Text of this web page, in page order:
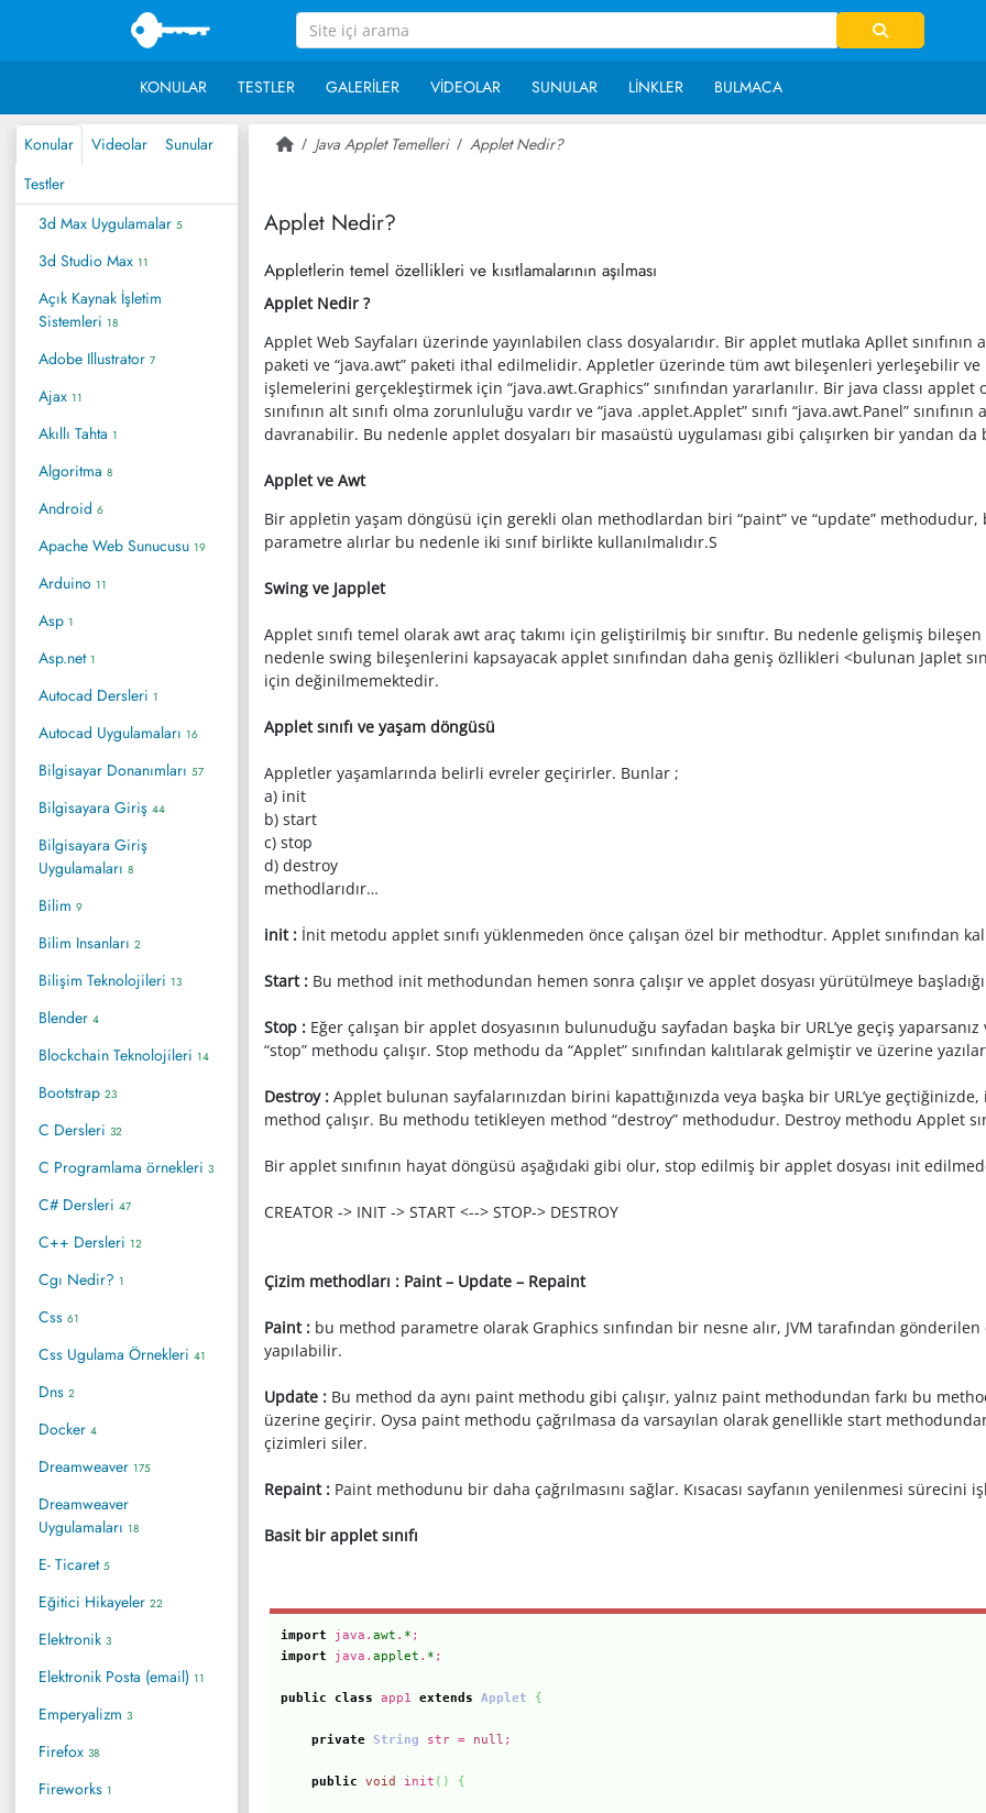
KONULAR TESTLER GALERILER VIDEOLAR SUNULAR LINKLER BULMACA
Konular Videolar
Sunular
Testler
3d Max Uygulamalar 5
3d Studio Max 11
Açık Kaynak İşletim
Sistemleri 18
Adobe Illustrator 7
Ajax 11
Akıllı Tahta 1
Algoritma 8
Android 6
Apache Web Sunucusu 19
Arduino 11
Asp 1
Asp.net 1
Autocad Dersleri 1
Autocad Uygulamaları 16
Bilgisayar Donanımları 57
Bilgisayara Giriş 44
Bilgisayara Giriş
Uygulamaları 8
Bilim 9
Bilim Insanları 2
Bilişim Teknolojileri 13
Blender 4
Blockchain Teknolojileri 14
Bootstrap 23
C Dersleri 32
C Programlama örnekleri 3
C# Dersleri 47
C++ Dersleri 12
Cgı Nedir? 1
Css 61
Css Ugulama Örnekleri 41
Dns 2
Docker 4
Dreamweaver 175
Dreamweaver
Uygulamaları 18
E- Ticaret 5
Eğitici Hikayeler 22
Elektronik 3
Elektronik Posta (email) 11
Emperyalizm 3
Firefox 38
Fireworks 1
Java Applet Temelleri Applet Nedir?
Applet Nedir?
Appletlerin temel özellikleri ve kısıtlamalarının aşılması
Applet Nedir ?
Applet Web Sayfaları üzerinde yayınlabilen class dosyalarıdır. Bir applet mutlaka Apllet sınıfının
paketi ve “java.awt” paketi ithal edilmelidir. Appletler üzerinde tüm awt bileşenleri yerleşebilir
işlemelerini gerçekleştirmek için “java.awt.Graphics” sınıfından yararlanılır. Bir java classı
sınıfının alt sınıfı olma zorunluluğu vardır ve “java .applet.Applet” sınıfı “java.awt.Panel”
davranabilir. Bu nedenle applet dosyaları bir masaüstü uygulaması gibi çalışırken bir yandan
Applet ve Awt
Bir appletin yaşam döngüsü için gerekli olan methodlardan biri “paint” ve “update” methodudur,
parametre alırlar bu nedenle iki sınıf birlikte kullanılmalıdır.S
Swing ve Japplet
Applet sınıfı temel olarak awt araç takımı için geliştirilmiş bir sınıftır. Bu nedenle gelişmiş
nedenle swing bileşenlerini kapsayacak applet sınıfından daha geniş özllikleri <bulunan Japlet
için değinilmemektedir.
Applet sınıfı ve yaşam döngüsü
Appletler yaşamlarında belirli evreler geçirirler. Bunlar ;
a) init
b) start
c) stop
d) destroy
methodlarıdır…
init : İnit metodu applet sınıfı yüklenmeden önce çalışan özel bir methodtur. Applet sınıfından
Start : Bu method init methodundan hemen sonra çalışır ve applet dosyası yürütülmeye
Stop : Eğer çalışan bir applet dosyasının bulunuduğu sayfadan başka bir URL’ye geçiş
“stop” methodu çalışır. Stop methodu da “Applet” sınıfından kalıtılarak gelmiştir ve üzerine
Destroy : Applet bulunan sayfalarınızdan birini kapattığınızda veya başka bir URL’ye
method çalışır. Bu methodu tetikleyen method “destroy” methodudur. Destroy methodu Applet
Bir applet sınıfının hayat döngüsü aşağıdaki gibi olur, stop edilmiş bir applet dosyası init
CREATOR -> INIT -> START <--> STOP-> DESTROY
Çizim methodları : Paint – Update – Repaint
Paint : bu method parametre olarak Graphics sınfından bir nesne alır, JVM tarafından
yapılabilir.
Update : Bu method da aynı paint methodu gibi çalışır, yalnız paint methodundan farkı bu
üzerine geçirir. Oysa paint methodu çağrılmasa da varsayılan olarak genellikle start
çizimleri siler.
Repaint : Paint methodunu bir daha çağrılmasını sağlar. Kısacası sayfanın yenilenmesi sürecini
Basit bir applet sınıfı
import java.awt . * ;
import
java.applet . * ;
public class app1extends Applet {
private String str = null ;
public void init ( ) {